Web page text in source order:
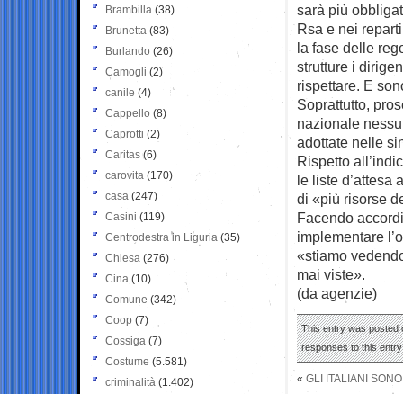
sarà più
Rsa e nei
la fase delle
strutture i
rispettare. E
Soprattutto,
nazionale
adottate nelle
Rispetto
le liste d’attesa
di «più risorse
Facendo
implementare
«stiamo
mai viste».
(da agenzie)
This entry was posted
responses to this
« GLI ITALIANI
Brambilla (38)
Brunetta (83)
Burlando (26)
Camogli (2)
canile (4)
Cappello (8)
Caprotti (2)
Caritas (6)
carovita (170)
casa (247)
Casini (119)
Centrodestra in Liguria (35)
Chiesa (276)
Cina (10)
Comune (342)
Coop (7)
Cossiga (7)
Costume (5.581)
criminalità (1.402)